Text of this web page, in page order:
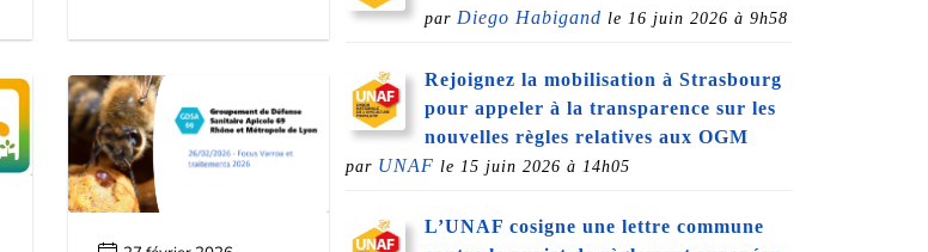
par Diego Habigand le 16 juin 2026 à 9h58
Rejoignez la mobilisation à Strasbourg
pour appeler à la transparence sur les
nouvelles règles relatives aux OGM
par UNAF le 15 juin 2026 à 14h05
L’UNAF cosigne une lettre commune